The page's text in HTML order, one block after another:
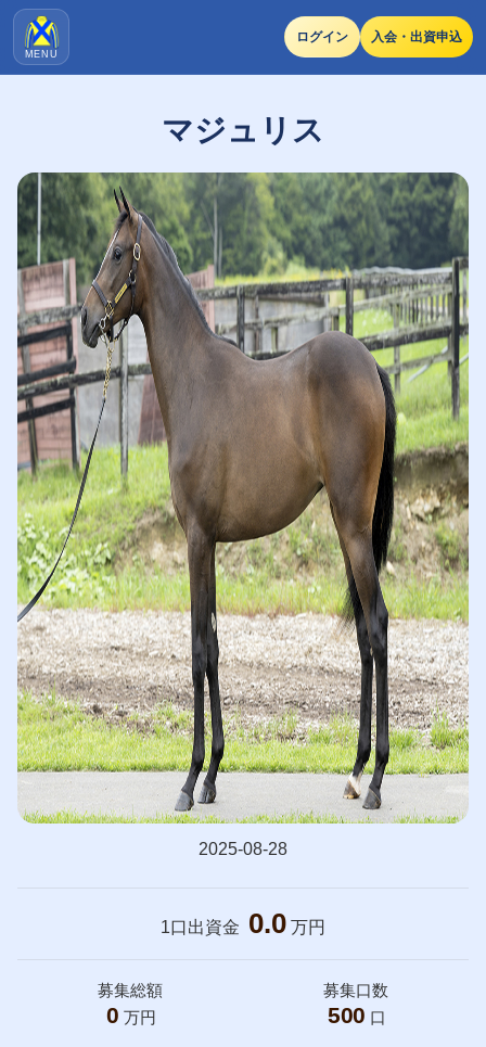
MENU
ログイン 入会・出資申込
マジュリス
2025-08-28
1口出資金 0.0 万円
募集総額
0 万円
募集口数
500 口